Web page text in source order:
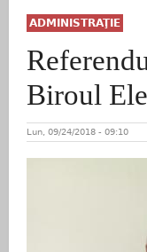
ADMINISTRAŢIE
Biroul
Lun, 09/24/2018 - 09:10